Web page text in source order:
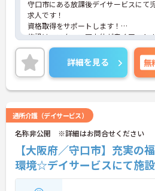
守口市にある放課後デイサービスにて
求人です！
資格取得をサポートします！
施設は、スタッフ同士仲が良くアット
気なので、新人さんもすぐに馴染める
ご興味がある方は是非一度マイナビま
せください。さらに詳細などお伝えし
詳細を見る 無
通所介護（デイサービス）
名称非公開 ※詳細はお問合せください
【大阪府／守口市】充実の
環境☆デイサービスにて施設